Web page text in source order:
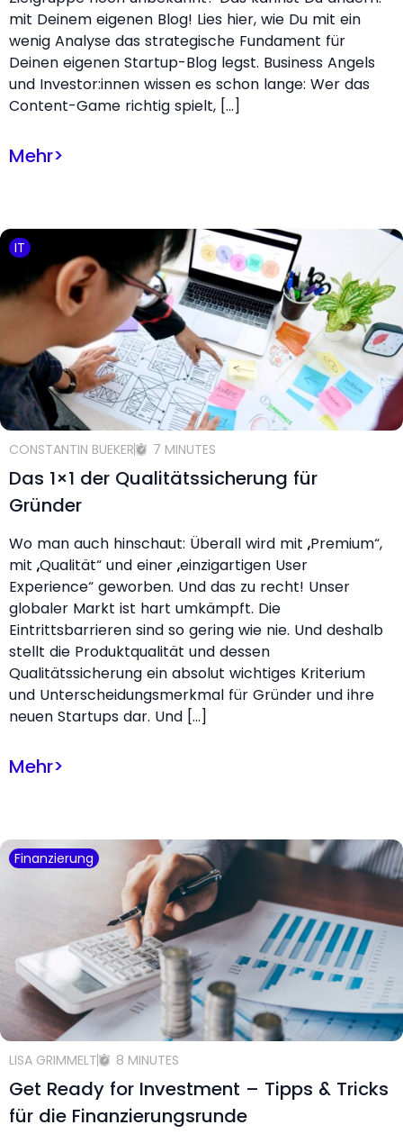
mit Deinem eigenen Blog! Lies hier, wie Du mit ein
wenig Analyse das strategische Fundament für
Deinen eigenen Startup-Blog legst. Business Angels
und Investor:innen wissen es schon lange: Wer das
Content-Game richtig spielt, […]
Mehr>
IT
CONSTANTIN BUEKER 7 MINUTES
Das 1×1 der Qualitätssicherung für
Gründer
Wo man auch hinschaut: Überall wird mit „Premium“,
mit „Qualität“ und einer „einzigartigen User
Experience“ geworben. Und das zu recht! Unser
globaler Markt ist hart umkämpft. Die
Eintrittsbarrieren sind so gering wie nie. Und deshalb
stellt die Produktqualität und dessen
Qualitätssicherung ein absolut wichtiges Kriterium
und Unterscheidungsmerkmal für Gründer und ihre
neuen Startups dar. Und […]
Mehr>
Finanzierung
LISA GRIMMELT 8 MINUTES
Get Ready for Investment – Tipps & Tricks
für die Finanzierungsrunde